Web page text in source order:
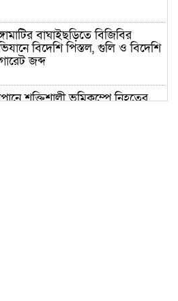
বাঘাইছড়িতে বিজিবির
বিদেশি পিস্তল, গুলি ও বিদেশি
জব্দ
শক্তিশালী ভূমিকম্পে নিহতের